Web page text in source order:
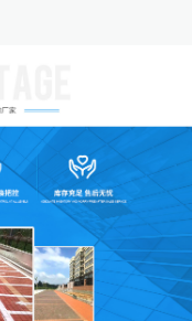
我们的经营宗旨！可以
护坡、停车位等。产品
。以严格的管理，本
真诚与各界朋友合作共